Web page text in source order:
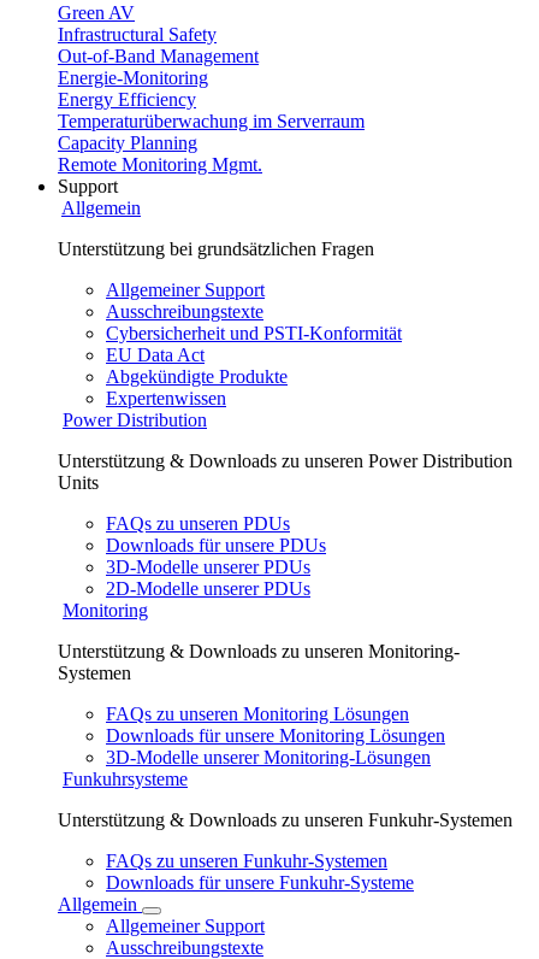
Green AV
Infrastructural Safety
Out-of-Band Management
Energie-Monitoring
Energy Efficiency
Temperaturüberwachung im Serverraum
Capacity Planning
Remote Monitoring Mgmt.
Support
Allgemein
Unterstützung bei grundsätzlichen Fragen
Allgemeiner Support
Ausschreibungstexte
Cybersicherheit und PSTI-Konformität
EU Data Act
Abgekündigte Produkte
Expertenwissen
Power Distribution
Unterstützung & Downloads zu unseren Power Distribution
Units
FAQs zu unseren PDUs
Downloads für unsere PDUs
3D-Modelle unserer PDUs
2D-Modelle unserer PDUs
Monitoring
Unterstützung & Downloads zu unseren Monitoring-
Systemen
FAQs zu unseren Monitoring Lösungen
Downloads für unsere Monitoring Lösungen
3D-Modelle unserer Monitoring-Lösungen
Funkuhrsysteme
Unterstützung & Downloads zu unseren Funkuhr-Systemen
FAQs zu unseren Funkuhr-Systemen
Downloads für unsere Funkuhr-Systeme
Allgemein
Allgemeiner Support
Ausschreibungstexte